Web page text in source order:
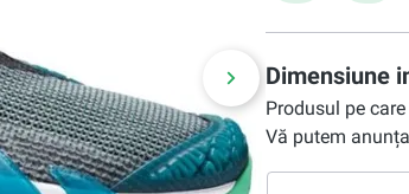
Dimensiune
Produsul pe
Vă putem